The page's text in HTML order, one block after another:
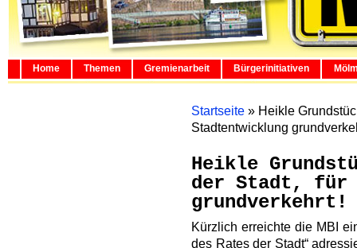
Home Themen Gremienarbeit Bürgerinitiativen
Startseite » Heikle
Stadtentwicklung
Heikle
der Stadt, für
grundverkehrt!
Kürzlich erreichte die MBI
des Rates der Stadt“